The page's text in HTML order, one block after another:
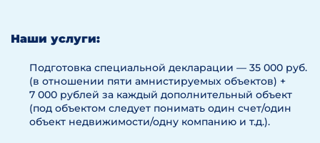
Наши услуги:
Подготовка специальной декларации — 35 000 руб.
(в отношении пяти амнистируемых объектов) +
7 000 рублей за каждый дополнительный объект
(под объектом следует понимать один счет/один
объект недвижимости/одну компанию и т.д.).